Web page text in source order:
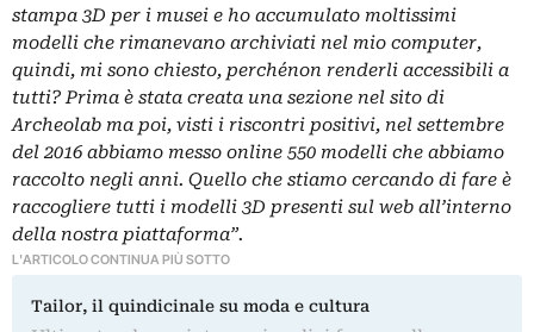
stampa 3D per i musei e ho accumulato moltissimi
modelli che rimanevano archiviati nel mio computer,
quindi, mi sono chiesto, perchénon renderli accessibili a
tutti? Prima è stata creata una sezione nel sito di
Archeolab ma poi, visti i riscontri positivi, nel settembre
del 2016 abbiamo messo online 550 modelli che abbiamo
raccolto negli anni. Quello che stiamo cercando di fare è
raccogliere tutti i modelli 3D presenti sul web all’interno
della nostra piattaforma”.
L'ARTICOLO CONTINUA PIÙ SOTTO
Tailor, il quindicinale su moda e cultura